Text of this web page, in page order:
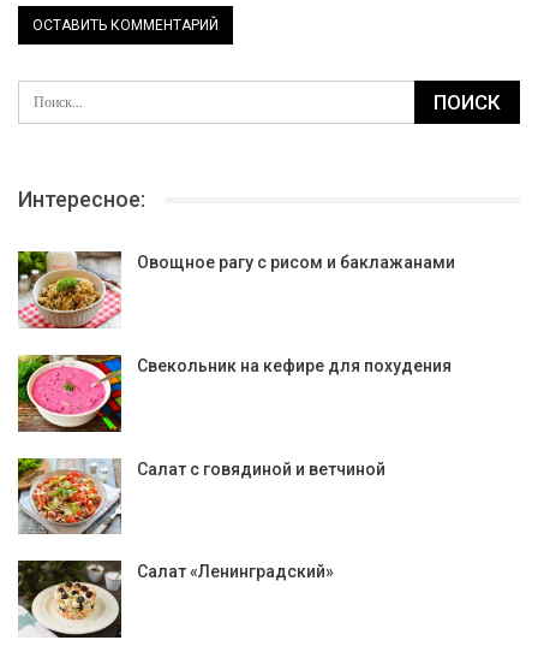
Интересное:
Овощное рагу с рисом и баклажанами
Свекольник на кефире для похудения
Салат с говядиной и ветчиной
Салат «Ленинградский»